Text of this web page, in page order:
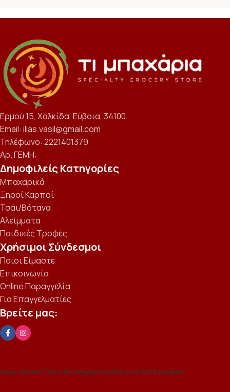
Ερμού 15, Χαλκίδα, Εύβοια, 34100
Email: ilias.vasil@gmail.com
Τηλέφωνο: 2221401379
Αρ. ΓΕΜΗ:
Δημοφιλείς Κατηγορίες
Μπαχαρικά
Ξηροί Καρποί
Τσάι/Βότανα
Αλείμματα
Παιδικές Τροφές
Χρήσιμοι Σύνδεσμοι
Ποιοι Είμαστε
Επικοινωνία
Online Παραγγελία
Για Επαγγελματίες
Βρείτε μας:
Όροι ΧρήσηςΠολιτική ΑπορρήτουΠολιτική Επιστροφών